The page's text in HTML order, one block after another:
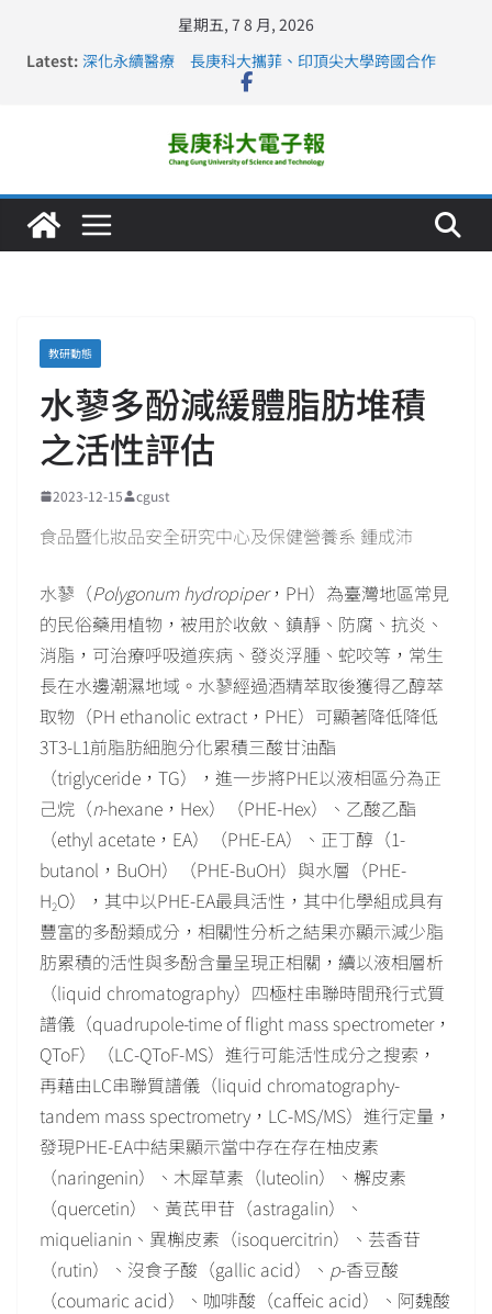
星期五, 7 8 月, 2026
Latest: 深化永續醫療 長庚科大攜菲、印頂尖大學跨國合作
長庚科大訪凱瑟醫療集團、美容學校收穫豐
仁德醫專與長庚科大締結策略聯盟 培育護理尖兵
長庚科大連四年穩居《遠見》醫學大學第5名 辦學實力再
教研動態
水蓼多酚減緩體脂肪堆積
之活性評估
2023-12-15 cgust
食品暨化妝品安全研究中心及保健營養系 鍾成沛
水蓼（Polygonum hydropiper，PH）為臺灣地區常見
的民俗藥用植物，被用於收斂、鎮靜、防腐、抗炎、
消脂，可治療呼吸道疾病、發炎浮腫、蛇咬等，常生
長在水邊潮濕地域。水蓼經過酒精萃取後獲得乙醇萃
取物（PH ethanolic extract，PHE）可顯著降低降低
3T3-L1前脂肪細胞分化累積三酸甘油酯
（triglyceride，TG），進一步將PHE以液相區分為正
己烷（n-hexane，Hex）（PHE-Hex）、乙酸乙酯
（ethyl acetate，EA）（PHE-EA）、正丁醇（1-
butanol，BuOH）（PHE-BuOH）與水層（PHE-
H2O），其中以PHE-EA最具活性，其中化學組成具有
豐富的多酚類成分，相關性分析之結果亦顯示減少脂
肪累積的活性與多酚含量呈現正相關，續以液相層析
（liquid chromatography）四極柱串聯時間飛行式質
譜儀（quadrupole-time of flight mass spectrometer，
QToF）（LC-QToF-MS）進行可能活性成分之搜索，
再藉由LC串聯質譜儀（liquid chromatography-
tandem mass spectrometry，LC-MS/MS）進行定量，
發現PHE-EA中結果顯示當中存在存在柚皮素
（naringenin）、木犀草素（luteolin）、檞皮素
（quercetin）、黃芪甲苷（astragalin）、
miquelianin、異槲皮素（isoquercitrin）、芸香苷
（rutin）、沒食子酸（gallic acid）、 p-香豆酸
（coumaric acid）、咖啡酸（caffeic acid）、阿魏酸